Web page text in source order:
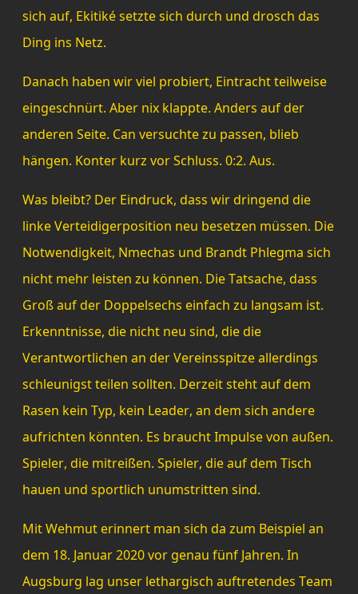
sich auf, Ekitiké setzte sich durch und drosch das
Ding ins Netz.
Danach haben wir viel probiert, Eintracht teilweise
eingeschnürt. Aber nix klappte. Anders auf der
anderen Seite. Can versuchte zu passen, blieb
hängen. Konter kurz vor Schluss. 0:2. Aus.
Was bleibt? Der Eindruck, dass wir dringend die
linke Verteidigerposition neu besetzen müssen. Die
Notwendigkeit, Nmechas und Brandt Phlegma sich
nicht mehr leisten zu können. Die Tatsache, dass
Groß auf der Doppelsechs einfach zu langsam ist.
Erkenntnisse, die nicht neu sind, die die
Verantwortlichen an der Vereinsspitze allerdings
schleunigst teilen sollten. Derzeit steht auf dem
Rasen kein Typ, kein Leader, an dem sich andere
aufrichten könnten. Es braucht Impulse von außen.
Spieler, die mitreißen. Spieler, die auf dem Tisch
hauen und sportlich unumstritten sind.
Mit Wehmut erinnert man sich da zum Beispiel an
dem 18. Januar 2020 vor genau fünf Jahren. In
Augsburg lag unser lethargisch auftretendes Team